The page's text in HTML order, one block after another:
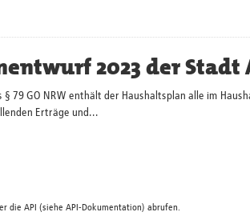
2023 der Stadt
§ 79 GO NRW enthält der Haushaltsplan alle im
Erträge und...
die API (siehe API-Dokumentation) abrufen.